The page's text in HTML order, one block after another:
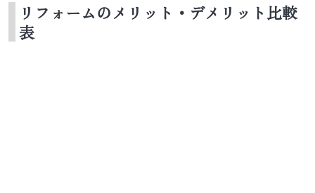
リフォームのメリット・デメリット比較
表